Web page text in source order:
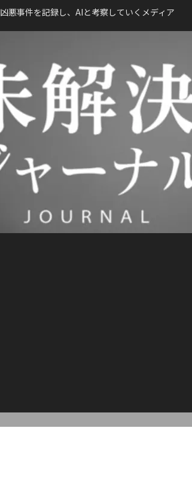
凶悪事件を記録し、AIと考察していくメディア